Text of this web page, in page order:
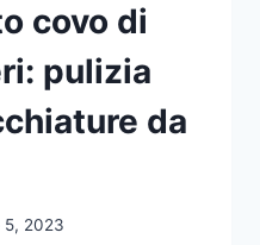
covo di
pulizia
da
5, 2023